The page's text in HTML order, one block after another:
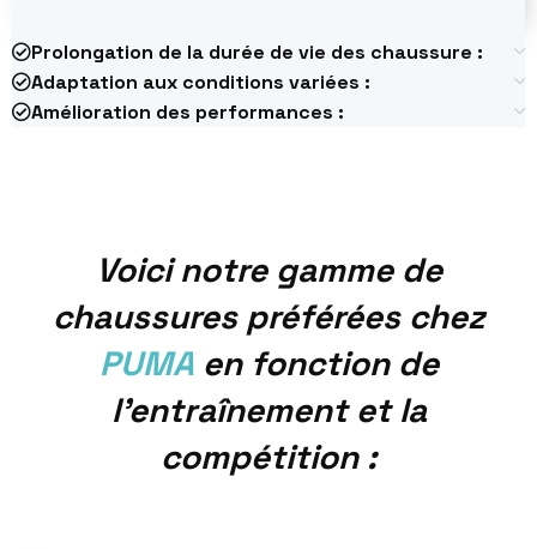
Prolongation de la durée de vie des chaussure :
Adaptation aux conditions variées :
Amélioration des performances :
Voici notre gamme de
chaussures préférées chez
PUMAen fonction de
l’entraînement et la
compétition :